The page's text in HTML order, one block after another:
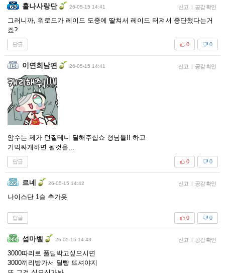
홀나사랑단 26-05-15 14:41 신고 | 공감 확인
그러니까, 워로드가 레이드 도중에 딸쳐서 레이드 터져서 중단했다는거
죠?
답글 0
0
이연희남편 26-05-15 14:41 신고 | 공감 확인
암수는 제가 던질테니 딜해주십쇼 형님들!! 하고
기믹싸개하면 될것을…
답글 0
0
르녜 26-05-15 14:42 신고 | 공감 확인
나이스단 1승 추가욧
답글 0
0
섭마벨 26-05-15 14:43 신고 | 공감 확인
3000따리로 풀딜박고싶으시면
3000끼리방가서 딜빵 뜨셔야지